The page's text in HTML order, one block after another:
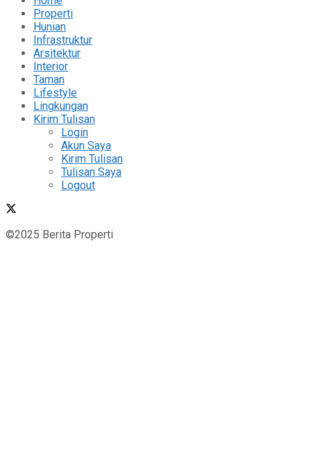
Properti
Hunian
Infrastruktur
Arsitektur
Interior
Taman
Lifestyle
Lingkungan
Kirim Tulisan
Login
Akun Saya
Kirim Tulisan
Tulisan Saya
Logout
©2025 Berita Properti